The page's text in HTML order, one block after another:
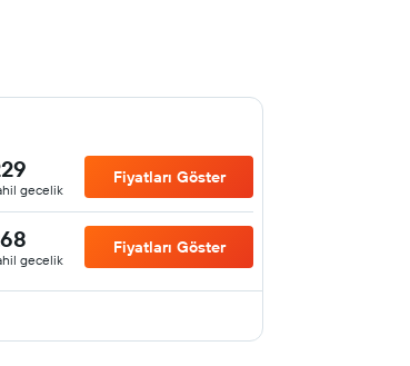
gecelik
Fiyatları Göster
gecelik
Fiyatları Göster